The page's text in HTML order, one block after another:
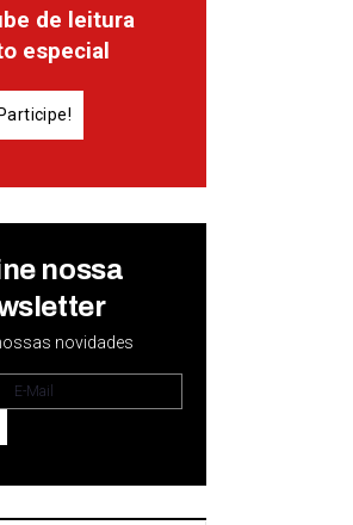
de leitura
especial
Participe!
nossa
novidades